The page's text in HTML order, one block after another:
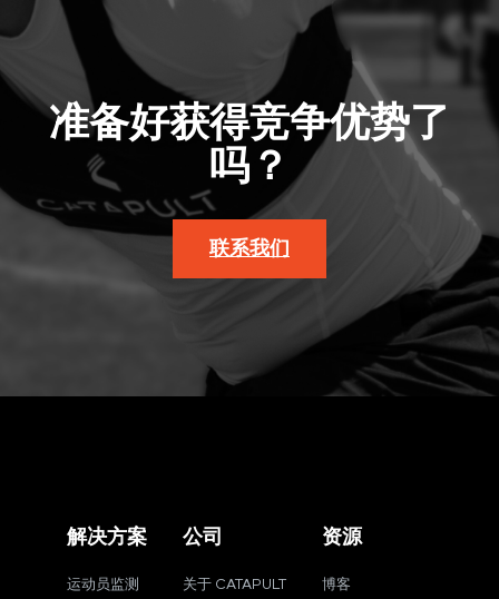
准备好获得竞争优势了
吗？
联系我们
解决方案
运动员监测
公司
关于 CATAPULT
资源
博客